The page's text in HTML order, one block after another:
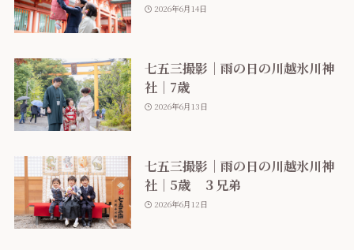
2026年6月14日
七五三撮影｜雨の日の川越氷川神
社｜7歳
2026年6月13日
七五三撮影｜雨の日の川越氷川神
社｜5歳 ３兄弟
2026年6月12日